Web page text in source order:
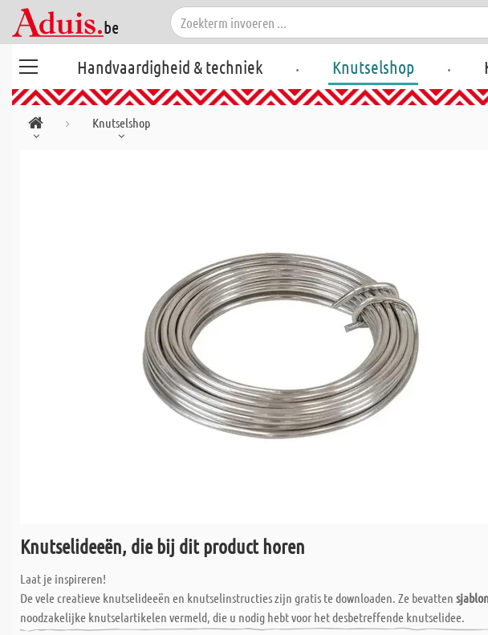
Handvaardigheid & techniek . Knutselshop .
Knutselshop
Knutselideeën, die bij dit product horen
Laat je inspireren!
De vele creatieve knutselideeën en knutselinstructies zijn gratis te downloaden. Ze bevatten
noodzakelijke knutselartikelen vermeld, die u nodig hebt voor het desbetreffende knutselidee.